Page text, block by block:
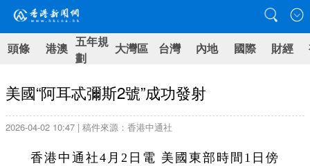
頭條 港澳 五年規
劃
大灣區 台灣 內地 國際 財經
美國“阿耳忒彌斯2號”成功發射
2026-04-02 10:47 | 稿件來源：香港中通社
香港中通社4月2日電 美國東部時間1日傍